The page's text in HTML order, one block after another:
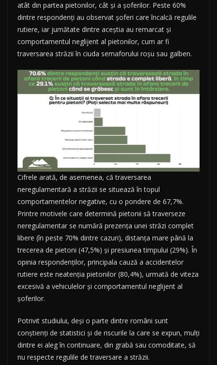
atât din partea pietonilor, cât și a șoferilor. Peste 60%
dintre respondenți au observat șoferi care încalcă regulile
rutiere, iar jumătate dintre aceștia au remarcat și
comportamentul neglijent al pietonilor, cum ar fi
traversarea străzii în ciuda semaforului roșu sau galben.
Cifrele arată, de asemenea, că traversarea
neregulamentară a străzii se situează în topul
comportamentelor negative, cu o pondere de 67,7%.
Printre motivele care determină pietonii să traverseze
neregulamentar se numără prezența unei străzi complet
libere (în peste 70% dintre cazuri), distanța mare până la
trecerea de pietoni (47,5%) și presiunea timpului (29%). În
opinia respondenților, principala cauză a accidentelor
rutiere este neatenția pietonilor (80,4%), urmată de viteza
excesivă a vehiculelor și comportamentul neglijent al
șoferilor.
Potrivit studiului, deși o parte dintre români sunt
conștienți de statistici și de riscurile la care se expun, mulți
dintre ei aleg în continuare, din grabă sau comoditate, să
nu respecte regulile de traversare a străzii.